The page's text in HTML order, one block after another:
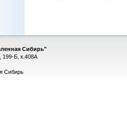
Сибирь"
199-Б, к.408А
Сибирь